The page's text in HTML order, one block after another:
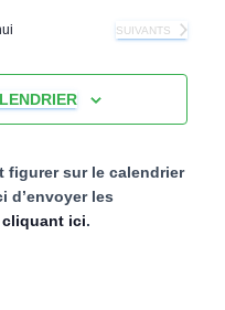
EXPOSITIONS
SUIVANTS
figurer sur le calendrier
d’envoyer les
cliquant ici.